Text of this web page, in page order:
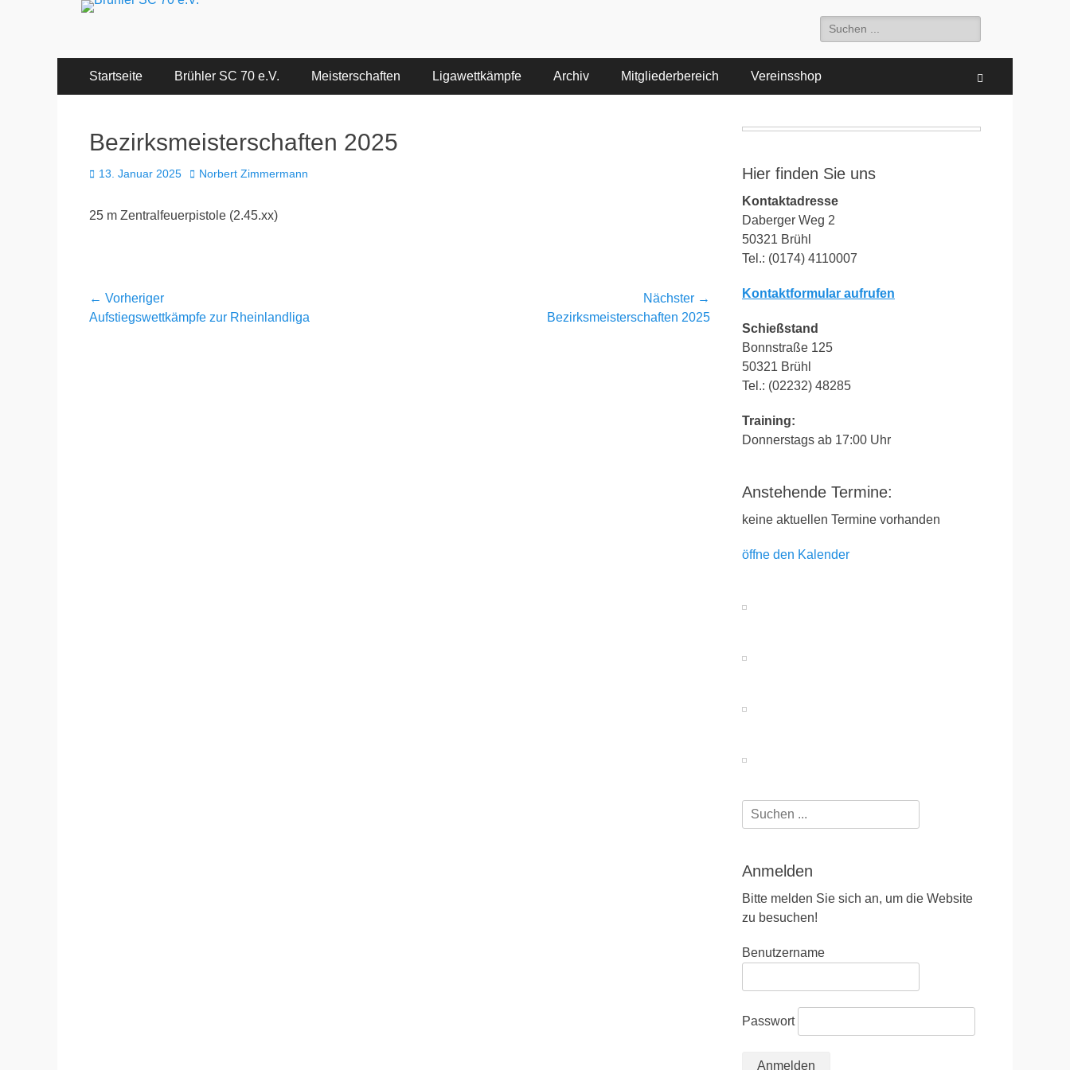
Brühler SC 70 e.V.
Mitglied des Rheinischen Schützenbundes e.v. 1872 und des Deutschen Schützenbundes e.V.
Suchen
nach:
Primäres
Menü
Startseite Brühler SC 70 e.V. Meisterschaften Ligawettkämpfe Archiv Mitgliederbereich Vereinsshop
Bezirksmeisterschaften 2025
Veröffentlicht
13. Januar 2025 Autor
Norbert Zimmermann
25 m Zentralfeuerpistole (2.45.xx)
Beitragsnavigation
← Vorheriger
Vorheriger
Aufstiegswettkämpfe zur Rheinlandliga
Nächster →
Bezirksmeisterschaften 2025
Hier finden Sie uns
Kontaktadresse
Daberger Weg 2
50321 Brühl
Tel.: (0174) 4110007
Kontaktformular aufrufen
Schießstand
Bonnstraße 125
50321 Brühl
Tel.: (02232) 48285
Training:
Donnerstags ab 17:00 Uhr
Anstehende Termine:
keine aktuellen Termine vorhanden
öffne den Kalender
Suchen
nach:
Anmelden
Bitte melden Sie sich an, um die Website
zu besuchen!
Benutzername
Passwort